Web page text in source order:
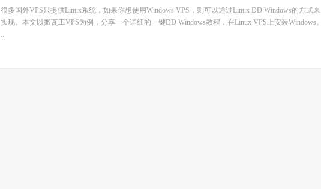
很多国外VPS只提供Linux系统，如果你想使用Windows VPS，则可以通过Linux DD Windows的方式来
实现。本文以搬瓦工VPS为例，分享一个详细的一键DD Windows教程，在Linux VPS上安装Windows。
...